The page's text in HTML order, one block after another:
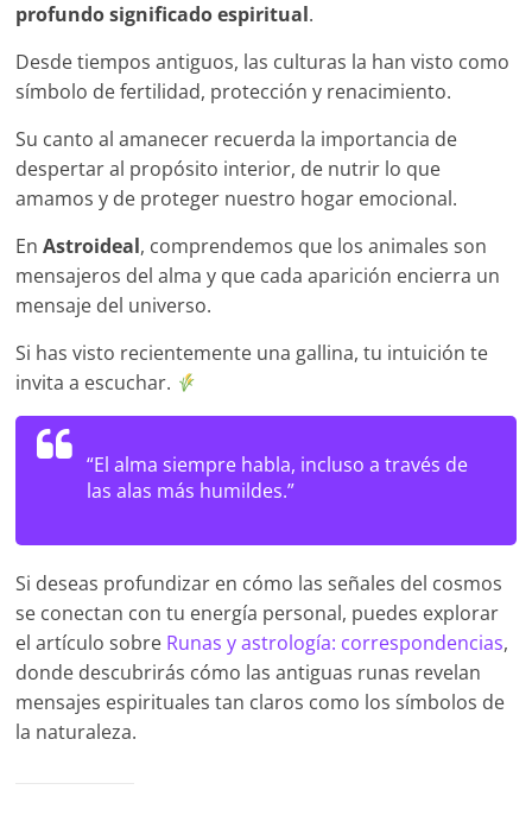
profundo significado espiritual.
Desde tiempos antiguos, las culturas la han visto como
símbolo de fertilidad, protección y renacimiento.
Su canto al amanecer recuerda la importancia de
despertar al propósito interior, de nutrir lo que
amamos y de proteger nuestro hogar emocional.
EnAstroideal, comprendemos que los animales son
mensajeros del alma y que cada aparición encierra un
mensaje del universo.
Si has visto recientemente una gallina, tu intuición te
invita a escuchar.
“El alma siempre habla, incluso a través de
las alas más humildes.”
Si deseas profundizar en cómo las señales del cosmos
se conectan con tu energía personal, puedes explorar
el artículo sobre Runas y astrología: correspondencias,
donde descubrirás cómo las antiguas runas revelan
mensajes espirituales tan claros como los símbolos de
la naturaleza.